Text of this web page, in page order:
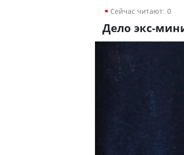
Сейчас читают: 0
Дело экс-